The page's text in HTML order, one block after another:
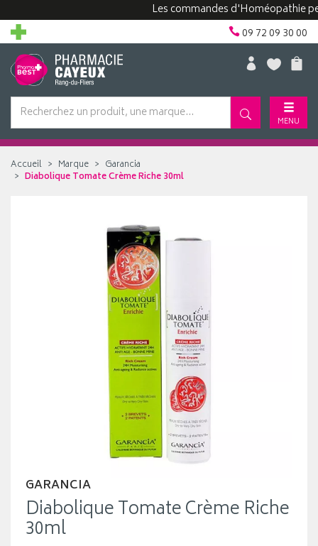
Les commandes d'Homéopathie
09 72 09 30 00
MENU
Accueil Marque
Garancia
Diabolique Tomate Crème Riche 30ml
GARANCIA
Diabolique Tomate Crème Riche
30ml